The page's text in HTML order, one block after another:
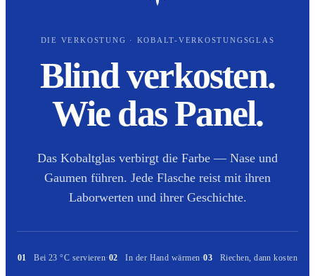
DIE VERKOSTUNG · KOBALT-VERKOSTUNGSGLAS
Blind verkosten.
Wie das Panel.
Das Kobaltglas verbirgt die Farbe — Nase und
Gaumen führen. Jede Flasche reist mit ihren
Laborwerten und ihrer Geschichte.
01 Bei 23 °C servieren·02 In der Hand wärmen·03 Riechen, dann kosten